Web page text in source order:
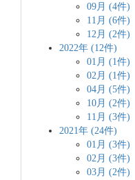
09月 (4件)
11月 (6件)
12月 (2件)
2022年 (12件)
01月 (1件)
02月 (1件)
04月 (5件)
10月 (2件)
11月 (3件)
2021年 (24件)
01月 (3件)
02月 (3件)
03月 (2件)